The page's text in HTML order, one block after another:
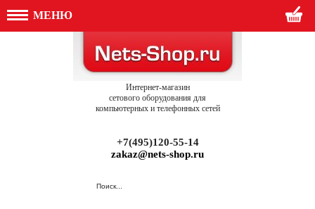
МЕНЮ
Интернет-магазин
сетового оборудования для
компьютерных и телефонных сетей
+7(495)120-55-14
zakaz@nets-shop.ru